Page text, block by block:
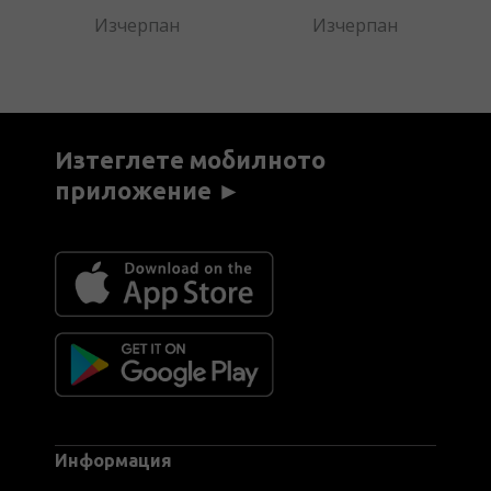
Изчерпан Изчерпан
Изтеглете мобилното
приложение ►
Информация